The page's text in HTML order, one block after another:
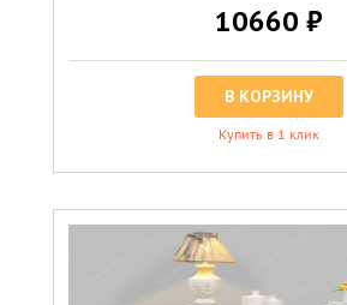
10660 ₽
В КОРЗИНУ
Купить в 1 клик